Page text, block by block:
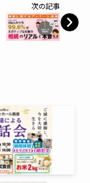
次の記事